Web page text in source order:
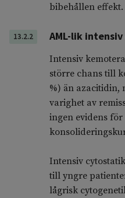
bibehållen effekt.
13.2.2 AML-lik
Intensiv
större chans till
%) än azacitidin,
varighet av
ingen evidens
Intensiv
till yngre
lågrisk